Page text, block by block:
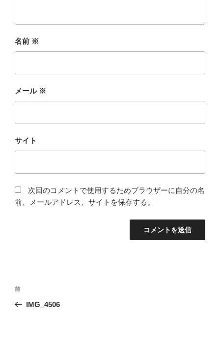
名前 ※
メール ※
サイト
次回のコメントで使用するためブラウザーに自分の名
前、メールアドレス、サイトを保存する。
投
ナ
前
の
前
IMG_4506